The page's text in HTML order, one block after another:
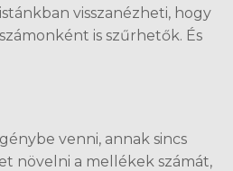
visszanézheti, hogy
is szűrhetők. És
venni, annak sincs
növelni a mellékek számát,